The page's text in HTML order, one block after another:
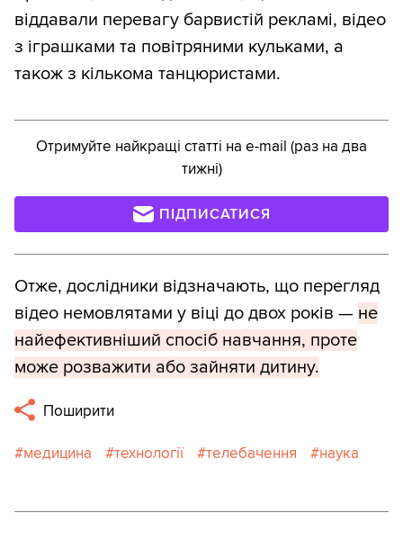
віддавали перевагу барвистій рекламі, відео
з іграшками та повітряними кульками, а
також з кількома танцюристами.
Отримуйте найкращі статті на e-mail (раз на два
тижні)
ПІДПИСАТИСЯ
Отже, дослідники відзначають, що перегляд
відео немовлятами у віці до двох років — не
найефективніший спосіб навчання, проте
може розважити або зайняти дитину.
Поширити
медицина технології телебачення наука